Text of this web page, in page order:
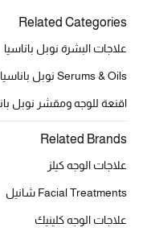
جميع الحقائب النسائية
جميع الإكسسورات النسائية
تسوقوا للنساء
Related Categories
علاجات البشرة نوبل باناسيا
Serums & Oils نوبل باناسيا
اقنعة للوجه ومقشر نوبل
Related Brands
علاجات الوجه كيلز
Facial Treatments شانيل
علاجات الوجه كلينيك